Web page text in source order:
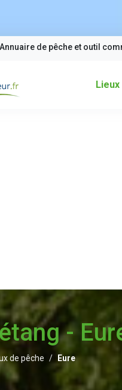
de pêche et outil
-
de pêche Eure